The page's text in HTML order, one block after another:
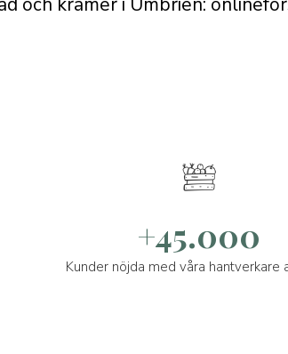
+45.000
Kunder nöjda med våra hantverkare